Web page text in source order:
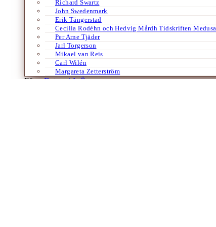
Richard Swartz
John Swedenmark
Erik Tängerstad
Cecilia Rodéhn och Hedvig Mårdh Tidskriften Medusa
Per Arne Tjäder
Jarl Torgerson
Mikael van Reis
Carl Wilén
Margareta Zetterström
Efter:Datum /A-Ö